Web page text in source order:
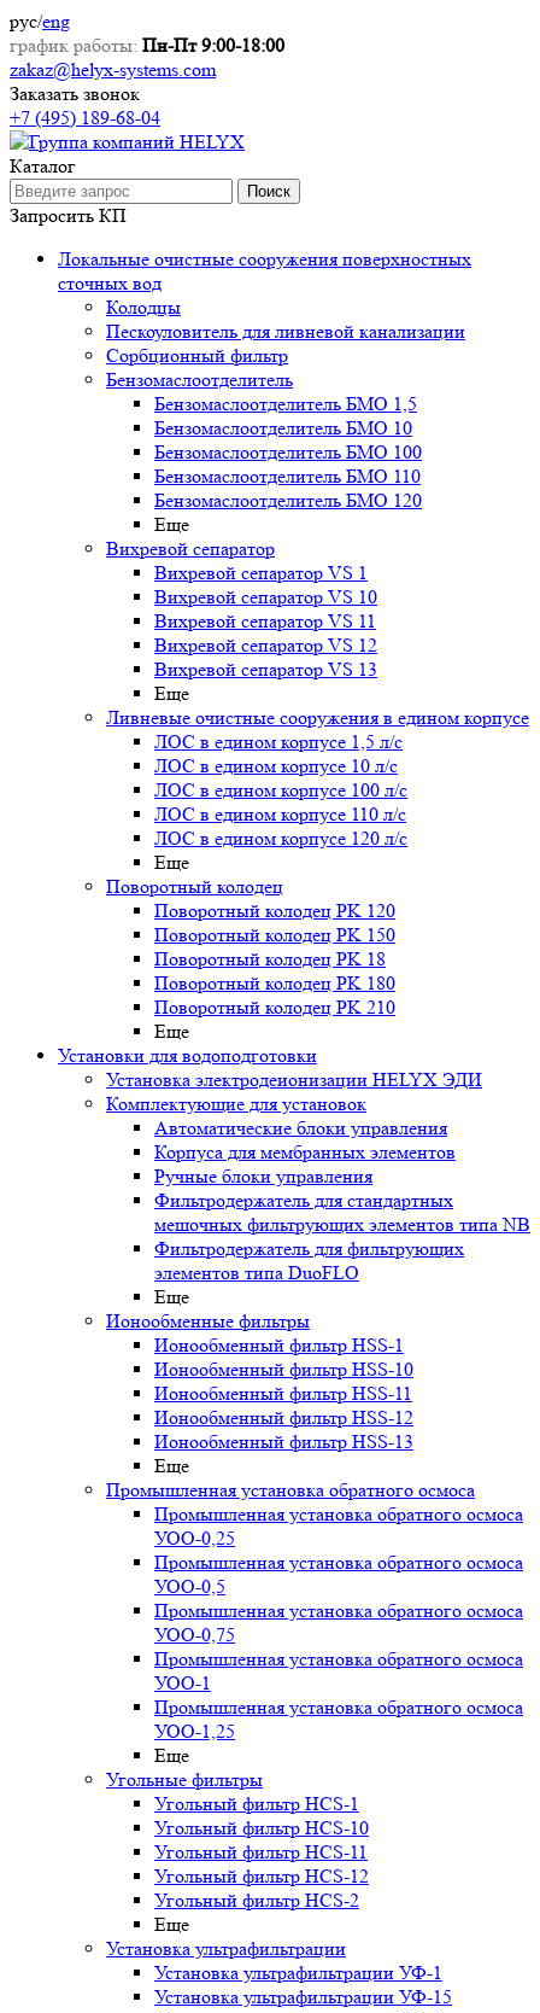
рус/eng
график работы: Пн-Пт 9:00-18:00
zakaz@helyx-systems.com
Заказать звонок
+7 (495) 189-68-04
Каталог
Поиск
Запросить КП
Локальные очистные сооружения поверхностных
сточных вод
Колодцы
Пескоуловитель для ливневой канализации
Сорбционный фильтр
Бензомаслоотделитель
Бензомаслоотделитель БМО 1,5
Бензомаслоотделитель БМО 10
Бензомаслоотделитель БМО 100
Бензомаслоотделитель БМО 110
Бензомаслоотделитель БМО 120
Еще
Вихревой сепаратор
Вихревой сепаратор VS 1
Вихревой сепаратор VS 10
Вихревой сепаратор VS 11
Вихревой сепаратор VS 12
Вихревой сепаратор VS 13
Еще
Ливневые очистные сооружения в едином корпусе
ЛОС в едином корпусе 1,5 л/с
ЛОС в едином корпусе 10 л/с
ЛОС в едином корпусе 100 л/с
ЛОС в едином корпусе 110 л/с
ЛОС в едином корпусе 120 л/с
Еще
Поворотный колодец
Поворотный колодец PK 120
Поворотный колодец PK 150
Поворотный колодец PK 18
Поворотный колодец PK 180
Поворотный колодец PK 210
Еще
Установки для водоподготовки
Установка электродеионизации HELYX ЭДИ
Комплектующие для установок
Автоматические блоки управления
Корпуса для мембранных элементов
Ручные блоки управления
Фильтродержатель для стандартных
мешочных фильтрующих элементов типа NB
Фильтродержатель для фильтрующих
элементов типа DuoFLO
Еще
Ионообменные фильтры
Ионообменный фильтр HSS-1
Ионообменный фильтр HSS-10
Ионообменный фильтр HSS-11
Ионообменный фильтр HSS-12
Ионообменный фильтр HSS-13
Еще
Промышленная установка обратного осмоса
Промышленная установка обратного осмоса
УОО-0,25
Промышленная установка обратного осмоса
УОО-0,5
Промышленная установка обратного осмоса
УОО-0,75
Промышленная установка обратного осмоса
УОО-1
Промышленная установка обратного осмоса
УОО-1,25
Еще
Угольные фильтры
Угольный фильтр HСS-1
Угольный фильтр HСS-10
Угольный фильтр HСS-11
Угольный фильтр HСS-12
Угольный фильтр HСS-2
Еще
Установка ультрафильтрации
Установка ультрафильтрации УФ-1
Установка ультрафильтрации УФ-15